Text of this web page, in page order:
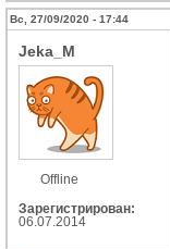
Вс, 27/09/2020 - 17:44
Jeka_M
Offline
Зарегистрирован:
06.07.2014